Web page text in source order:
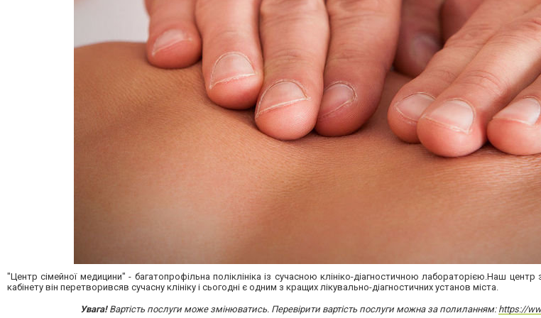
"Центр сімейної медицини" - багатопрофільна поліклініка із сучасною клініко-діагностичною лабораторією.Наш
кабінету він перетворивсяв сучасну клініку і сьогодні є одним з кращих лікувально-діагностичних установ міста.
Увага! Вартість послуги може змінюватись. Перевірити вартість послуги можна за полиланням: https://